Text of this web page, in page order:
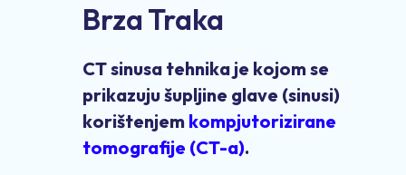
Brza Traka
CT sinusa tehnika je kojom se
prikazuju šupljine glave (sinusi)
korištenjem kompjutorizirane
tomografije (CT-a).